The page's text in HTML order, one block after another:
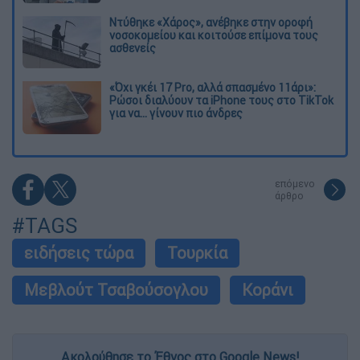
Ντύθηκε «Χάρος», ανέβηκε στην οροφή
νοσοκομείου και κοιτούσε επίμονα τους
ασθενείς
«Όχι γκέι 17 Pro, αλλά σπασμένο 11άρι»:
Ρώσοι διαλύουν τα iPhone τους στο TikTok
για να... γίνουν πιο άνδρες
επόμενο
άρθρο
#TAGS
ειδήσεις τώρα
Τουρκία
Μεβλούτ Τσαβούσογλου
Κοράνι